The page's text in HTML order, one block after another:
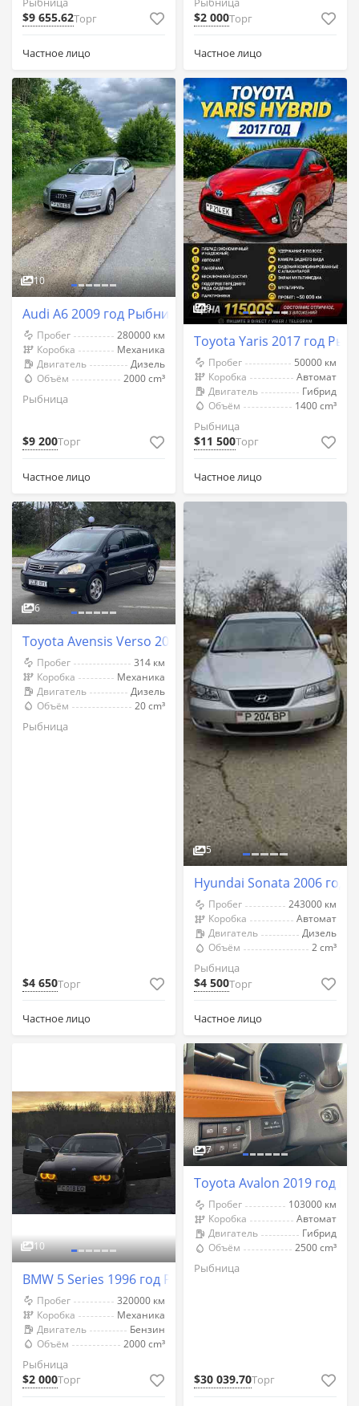
$9 655.62Торг
Частное лицо
$2 000Торг
Частное лицо
10
Audi A6 2009 год Рыбница
Пробег
280000 км
Коробка
Механика
Двигатель
Дизель
Объём
2000 cm³
Рыбница
$9 200Торг
Частное лицо
9
Toyota Yaris 2017 год
Пробег
50000 км
Коробка
Автомат
Двигатель
Гибрид
Объём
1400 cm³
Рыбница
$11 500Торг
Частное лицо
6
Toyota Avensis Verso 2003 год Рыбница
Пробег
314 км
Коробка
Механика
Двигатель
Дизель
Объём
20 cm³
Рыбница
$4 650Торг
Частное лицо
5
Hyundai Sonata 2006 год
Пробег
243000 км
Коробка
Автомат
Двигатель
Дизель
Объём
2 cm³
Рыбница
$4 500Торг
Частное лицо
10
BMW 5 Series 1996 год Рыбница
Пробег
320000 км
Коробка
Механика
Двигатель
Бензин
Объём
2000 cm³
Рыбница
$2 000Торг
7
Toyota Avalon 2019 год
Пробег
103000 км
Коробка
Автомат
Двигатель
Гибрид
Объём
2500 cm³
Рыбница
$30 039.70Торг